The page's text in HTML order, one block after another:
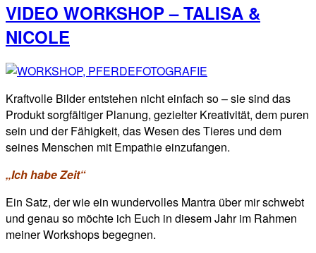
VIDEO WORKSHOP – TALISA &
NICOLE
Kraftvolle Bilder entstehen nicht einfach so – sie sind das
Produkt sorgfältiger Planung, gezielter Kreativität, dem puren
sein und der Fähigkeit, das Wesen des Tieres und dem
seines Menschen mit Empathie einzufangen.
„Ich habe Zeit“
Ein Satz, der wie ein wundervolles Mantra über mir schwebt
und genau so möchte ich Euch in diesem Jahr im Rahmen
meiner Workshops begegnen.